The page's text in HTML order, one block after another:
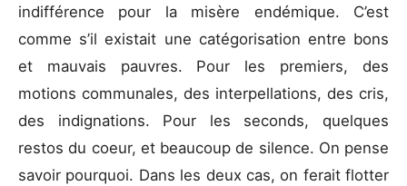
indifférence pour la misère endémique. C’est
comme s’il existait une catégorisation entre bons
et mauvais pauvres. Pour les premiers, des
motions communales, des interpellations, des cris,
des indignations. Pour les seconds, quelques
restos du coeur, et beaucoup de silence. On pense
savoir pourquoi. Dans les deux cas, on ferait flotter